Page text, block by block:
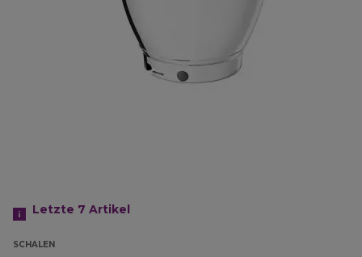
Letzte 7 Artikel
SCHALEN